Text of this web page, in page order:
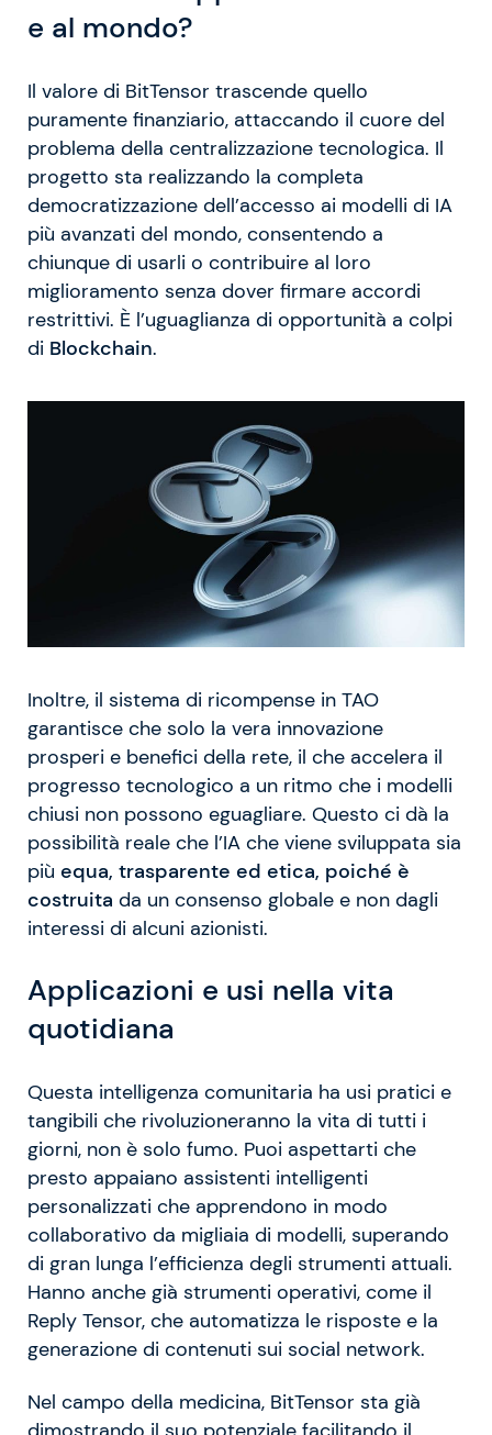
e al mondo?
Il valore di BitTensor trascende quello
puramente finanziario, attaccando il cuore del
problema della centralizzazione tecnologica. Il
progetto sta realizzando la completa
democratizzazione dell’accesso ai modelli di IA
più avanzati del mondo, consentendo a
chiunque di usarli o contribuire al loro
miglioramento senza dover firmare accordi
restrittivi. È l’uguaglianza di opportunità a colpi
di Blockchain.
Inoltre, il sistema di ricompense in TAO
garantisce che solo la vera innovazione
prosperi e benefici della rete, il che accelera il
progresso tecnologico a un ritmo che i modelli
chiusi non possono eguagliare. Questo ci dà la
possibilità reale che l’IA che viene sviluppata sia
più equa, trasparente ed etica, poiché è
costruita da un consenso globale e non dagli
interessi di alcuni azionisti.
Applicazioni e usi nella vita
quotidiana
Questa intelligenza comunitaria ha usi pratici e
tangibili che rivoluzioneranno la vita di tutti i
giorni, non è solo fumo. Puoi aspettarti che
presto appaiano assistenti intelligenti
personalizzati che apprendono in modo
collaborativo da migliaia di modelli, superando
di gran lunga l’efficienza degli strumenti attuali.
Hanno anche già strumenti operativi, come il
Reply Tensor, che automatizza le risposte e la
generazione di contenuti sui social network.
Nel campo della medicina, BitTensor sta già
dimostrando il suo potenziale facilitando il